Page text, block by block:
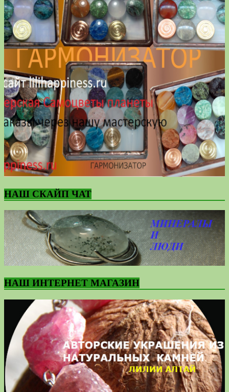
НАШ СКАЙП ЧАТ
НАШ ИНТЕРНЕТ МАГАЗИН